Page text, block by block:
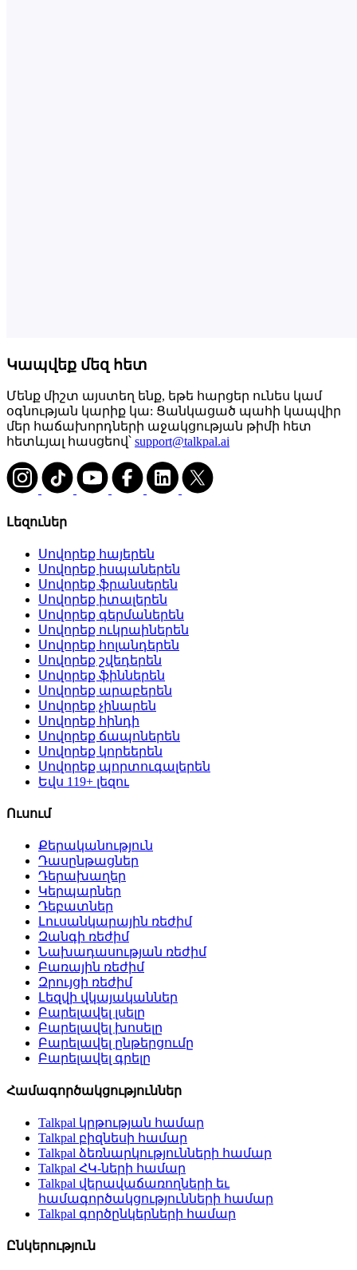
Կապվեք մեզ հետ
Մենք միշտ այստեղ ենք, եթե հարցեր ունես կամ
օգնության կարիք կա: Ցանկացած պահի կապվիր
մեր հաճախորդների աջակցության թիմի հետ
հետևյալ հասցեով՝ support@talkpal.ai
Լեզուներ
Սովորեք հայերեն
Սովորեք իսպաներեն
Սովորեք ֆրանսերեն
Սովորեք իտալերեն
Սովորեք գերմաներեն
Սովորեք ուկրաիներեն
Սովորեք հոլանդերեն
Սովորեք շվեդերեն
Սովորեք ֆիններեն
Սովորեք արաբերեն
Սովորեք չինարեն
Սովորեք հինդի
Սովորեք ճապոներեն
Սովորեք կորեերեն
Սովորեք պորտուգալերեն
Եվս 119+ լեզու
Ուսում
Քերականություն
Դասընթացներ
Դերախաղեր
Կերպարներ
Դեբատներ
Լուսանկարային ռեժիմ
Զանգի ռեժիմ
Նախադասության ռեժիմ
Բառային ռեժիմ
Զրույցի ռեժիմ
Լեզվի վկայականներ
Բարելավել լսելը
Բարելավել խոսելը
Բարելավել ընթերցումը
Բարելավել գրելը
Համագործակցություններ
Talkpal կրթության համար
Talkpal բիզնեսի համար
Talkpal ձեռնարկությունների համար
Talkpal ՀԿ-ների համար
Talkpal վերավաճառողների եւ
համագործակցությունների համար
Talkpal գործընկերների համար
Ընկերություն